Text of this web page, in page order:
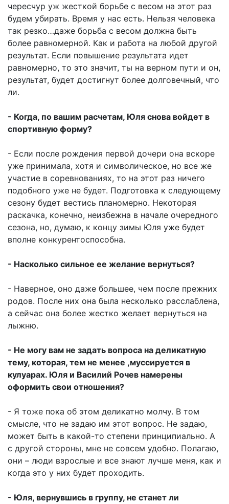
чересчур уж жесткой борьбе с весом на этот раз
будем убирать. Время у нас есть. Нельзя человека
так резко…даже борьба с весом должна быть
более равномерной. Как и работа на любой другой
результат. Если повышение результата идет
равномерно, то это значит, ты на верном пути и он,
результат, будет достигнут более долговечный, что
ли.
- Когда, по вашим расчетам, Юля снова войдет в
спортивную форму?
- Если после рождения первой дочери она вскоре
уже принимала, хотя и символическое, но все же
участие в соревнованиях, то на этот раз ничего
подобного уже не будет. Подготовка к следующему
сезону будет вестись планомерно. Некоторая
раскачка, конечно, неизбежна в начале очередного
сезона, но, думаю, к концу зимы Юля уже будет
вполне конкурентоспособна.
- Насколько сильное ее желание вернуться?
- Наверное, оно даже большее, чем после прежних
родов. После них она была несколько расслаблена,
а сейчас она более жестко желает вернуться на
лыжню.
- Не могу вам не задать вопроса на деликатную
тему, которая, тем не менее ,муссируется в
кулуарах. Юля и Василий Рочев намерены
оформить свои отношения?
- Я тоже пока об этом деликатно молчу. В том
смысле, что не задаю им этот вопрос. Не задаю,
может быть в какой-то степени принципиально. А
с другой стороны, мне не совсем удобно. Полагаю,
они – люди взрослые и все знают лучше меня, как и
когда это у них будет проходить.
- Юля, вернувшись в группу, не станет ли